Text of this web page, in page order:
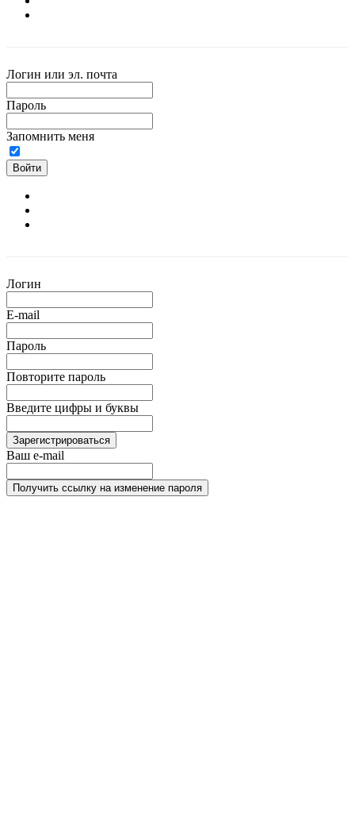
Логин или эл. почта
Пароль
Запомнить меня
Войти
Логин
E-mail
Пароль
Повторите пароль
Введите цифры и буквы
Зарегистрироваться
Ваш e-mail
Получить ссылку на изменение пароля